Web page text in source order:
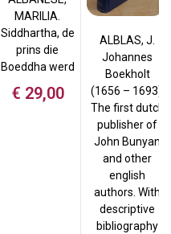
MARILIA.
Siddhartha, de
prins die
Boeddha werd
€ 29,00
ALBLAS, J.
Johannes
Boekholt
(1656 – 1693).
The first dutch
publisher of
John Bunyan
and other
english
authors. With
descriptive
bibliography